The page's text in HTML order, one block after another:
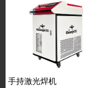
手持激光焊机